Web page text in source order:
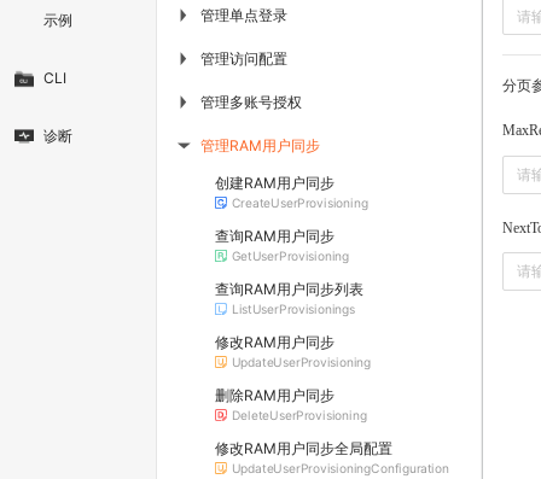
示例
CLI
诊断
▶ 管理单点登录
▶ 管理访问配置
▶ 管理多账号授权
▶ 管理RAM用户同步
创建RAM用户同步
CreateUserProvisioning
查询RAM用户同步
GetUserProvisioning
查询RAM用户同步列表
ListUserProvisionings
修改RAM用户同步
UpdateUserProvisioning
删除RAM用户同步
DeleteUserProvisioning
修改RAM用户同步全局配置
UpdateUserProvisioningConfiguration
分页